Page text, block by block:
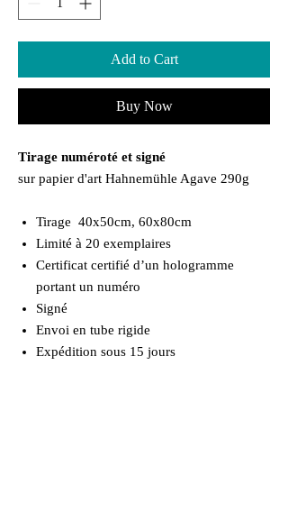
Add to Cart
Buy Now
Tirage numéroté et signé
sur papier d'art Hahnemühle Agave 290g
Tirage 40x50cm, 60x80cm
Limité à 20 exemplaires
Certificat certifié d’un hologramme
portant un numéro
Signé
Envoi en tube rigide
Expédition sous 15 jours